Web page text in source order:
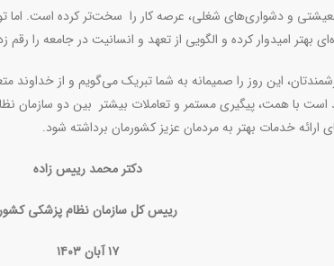
و دشواری‌های شغلی، عرصه کار را سخت‌تر کرده است. اما
بهتر امیدوار کرده و الگویی از تعهد و انسانیت در جامعه را
این روز را صمیمانه به شما تبریک می‌گویم و از خداوند
است با همت، پیگیری مستمر و تعاملات بیشتر بین دو سازمان
ارائه خدمات بهتر به مردمان عزیز کشورمان برداشته شود.
دکتر محمد رییس زاده
رییس کل سازمان نظام پزشکی کشور
۱۷ آبان ۱۴۰۳